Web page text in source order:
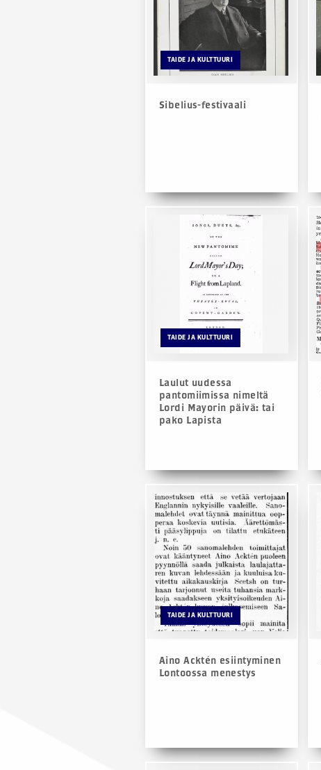
TAIDE JA KULTTUURI
Sibelius-festivaali
TAIDE JA KULTTUURI
Laulut uudessa
pantomiimissa nimeltä
Lordi Mayorin päivä: tai
pako Lapista
TAIDE JA KULTTUURI
Aino Acktén esiintyminen
Lontoossa menestys